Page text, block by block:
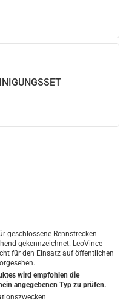
geschlossene Rennstrecken
gekennzeichnet. LeoVince
für den Einsatz auf öffentlichen
wird empfohlen die
angegebenen Typ zu prüfen.